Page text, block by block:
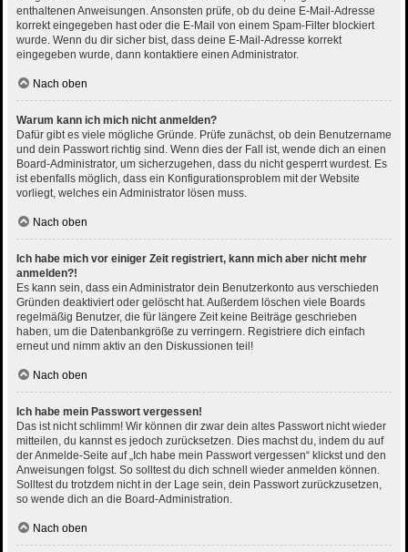
enthaltenen Anweisungen. Ansonsten prüfe, ob du deine E-Mail-Adresse
korrekt eingegeben hast oder die E-Mail von einem Spam-Filter blockiert
wurde. Wenn du dir sicher bist, dass deine E-Mail-Adresse korrekt
eingegeben wurde, dann kontaktiere einen Administrator.
Nach oben
Warum kann ich mich nicht anmelden?
Dafür gibt es viele mögliche Gründe. Prüfe zunächst, ob dein Benutzername
und dein Passwort richtig sind. Wenn dies der Fall ist, wende dich an einen
Board-Administrator, um sicherzugehen, dass du nicht gesperrt wurdest. Es
ist ebenfalls möglich, dass ein Konfigurationsproblem mit der Website
vorliegt, welches ein Administrator lösen muss.
Nach oben
Ich habe mich vor einiger Zeit registriert, kann mich aber nicht mehr
anmelden?!
Es kann sein, dass ein Administrator dein Benutzerkonto aus verschieden
Gründen deaktiviert oder gelöscht hat. Außerdem löschen viele Boards
regelmäßig Benutzer, die für längere Zeit keine Beiträge geschrieben
haben, um die Datenbankgröße zu verringern. Registriere dich einfach
erneut und nimm aktiv an den Diskussionen teil!
Nach oben
Ich habe mein Passwort vergessen!
Das ist nicht schlimm! Wir können dir zwar dein altes Passwort nicht wieder
mitteilen, du kannst es jedoch zurücksetzen. Dies machst du, indem du auf
der Anmelde-Seite auf „Ich habe mein Passwort vergessen“ klickst und den
Anweisungen folgst. So solltest du dich schnell wieder anmelden können.
Solltest du trotzdem nicht in der Lage sein, dein Passwort zurückzusetzen,
so wende dich an die Board-Administration.
Nach oben